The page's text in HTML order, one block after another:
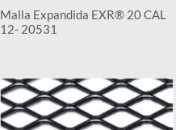
Malla Expandida EXR® 20 CAL
12- 20531